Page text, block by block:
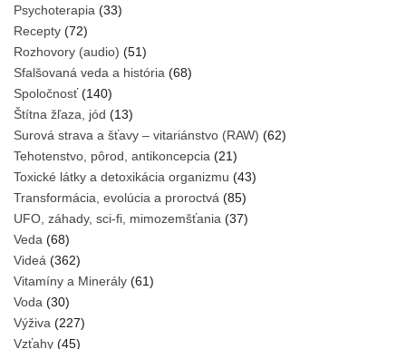
Psychoterapia (33)
Recepty (72)
Rozhovory (audio) (51)
Sfalšovaná veda a história (68)
Spoločnosť(140)
Štítna žľaza, jód (13)
Surová strava a šťavy – vitariánstvo (RAW) (62)
Tehotenstvo, pôrod, antikoncepcia (21)
Toxické látky a detoxikácia organizmu (43)
Transformácia, evolúcia a proroctvá (85)
UFO, záhady, sci-fi, mimozemšťania (37)
Veda (68)
Videá (362)
Vitamíny a Minerály (61)
Voda (30)
Výživa (227)
Vzťahy (45)